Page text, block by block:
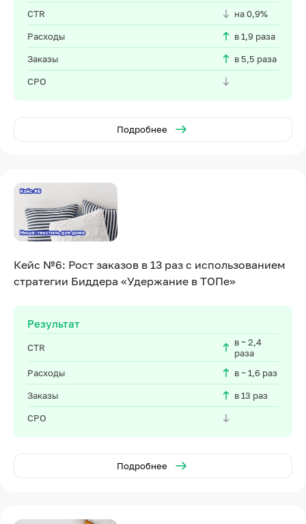
CTR на 0,9%
Расходы в 1,9 раза
Заказы в 5,5 раза
CPO
Подробнее
Кейс №6: Рост заказов в 13 раз с использованием
стратегии Биддера «Удержание в ТОПе»
Результат
CTR
в ~ 2,4
раза
Расходы
в ~ 1,6 раз
Заказы в 13 раз
CPO
Подробнее